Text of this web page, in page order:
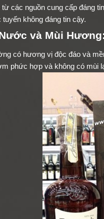
các nguồn cung cấp đáng
không đáng tin cậy.
và Mùi Hương:
có hương vị độc đáo và
phức hợp và không có mùi